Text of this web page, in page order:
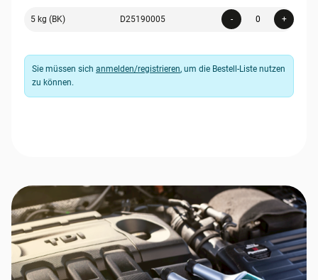
5 kg (BK) D25190005 - +
Sie müssen sich anmelden/registrieren, um die Bestell-Liste nutzen
zu können.